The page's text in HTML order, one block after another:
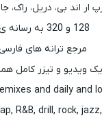
ار اند بی، دریل، راک،
128 و 320 به رسانه ی کاشان موزیک مراجعه کنید
مرجع ترانه های
ویدیو و تیزر کامل
and daily and
R&B, drill, rock,